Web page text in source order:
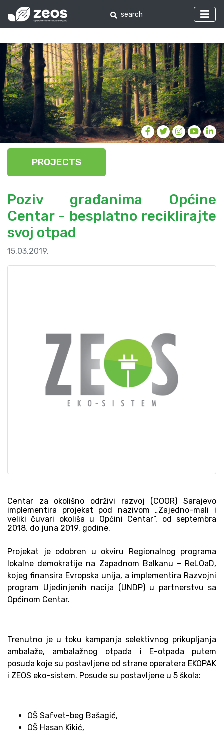
PROJECTS
Poziv građanima Općine
Centar - besplatno reciklirajte
svoj otpad
15.03.2019.
Centar za okolišno održivi razvoj (COOR) Sarajevo
implementira projekat pod nazivom „Zajedno-mali i
veliki čuvari okoliša u Općini Centar“, od septembra
2018. do juna 2019. godine.
Projekat je odobren u okviru Regionalnog programa
lokalne demokratije na Zapadnom Balkanu – ReLOaD,
kojeg finansira Evropska unija, a implementira Razvojni
program Ujedinjenih nacija (UNDP) u partnerstvu sa
Općinom Centar.
Trenutno je u toku kampanja selektivnog prikupljanja
ambalaže, ambalažnog otpada i E-otpada putem
posuda koje su postavljene od strane operatera EKOPAK
i ZEOS eko-sistem. Posude su postavljene u 5 škola:
OŠ Safvet-beg Bašagić,
OŠ Hasan Kikić,